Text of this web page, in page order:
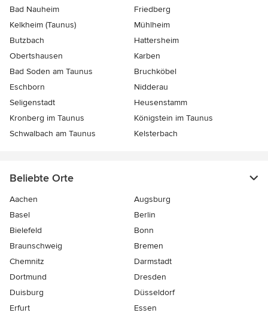
Bad Nauheim
Friedberg
Kelkheim (Taunus)
Mühlheim
Butzbach
Hattersheim
Obertshausen
Karben
Bad Soden am Taunus
Bruchköbel
Eschborn
Nidderau
Seligenstadt
Heusenstamm
Kronberg im Taunus
Königstein im Taunus
Schwalbach am Taunus
Kelsterbach
Beliebte Orte
Aachen
Augsburg
Basel
Berlin
Bielefeld
Bonn
Braunschweig
Bremen
Chemnitz
Darmstadt
Dortmund
Dresden
Duisburg
Düsseldorf
Erfurt
Essen